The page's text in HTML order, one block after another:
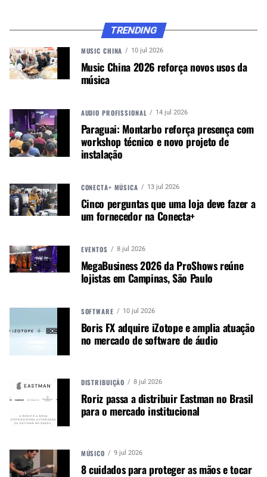
como empresas de direitos autorais de gravações
e composições, de acordo com um comunicado
publicado na conta oficial do WeChat do NCAC.
Receba novas matérias do Música & Mercado no
WhatsApp e no Google News.
Canal WhatsApp
O pedido vem em meio a uma crescente
repressão pelo Governo Chinês ao setor de
tecnologia do país, que se concentrou em
concorrência desleal e direitos do consumidor.
Em 2021, a Tencent Holdings anunciou que havia
rescindido todos os acordos de direitos autorais
pelo órgão regulador de mercado da China para
fazê-lo.
O regulador disse que a empresa detém mais de
80 por cento dos recursos exclusivos da
influência sobre as partes de direitos autorais
upstream e permitiu restringir novos
TRENDING
MUSIC CHINA 10 jul 2026
Music China 2026 reforça novos usos da
música
AUDIO PROFISSIONAL 14 jul 2026
Paraguai: Montarbo reforça presença com
workshop técnico e novo projeto de
instalação
CONECTA+ MÚSICA 13 jul 2026
Cinco perguntas que uma loja deve fazer a
um fornecedor na Conecta+
EVENTOS 8 jul 2026
MegaBusiness 2026 da ProShows reúne
lojistas em Campinas, São Paulo
SOFTWARE 10 jul 2026
Boris FX adquire iZotope e amplia atuação
no mercado de software de áudio
DISTRIBUIÇÃO 8 jul 2026
Roriz passa a distribuir Eastman no Brasil
para o mercado institucional
MÚSICO 9 jul 2026
8 cuidados para proteger as mãos e tocar